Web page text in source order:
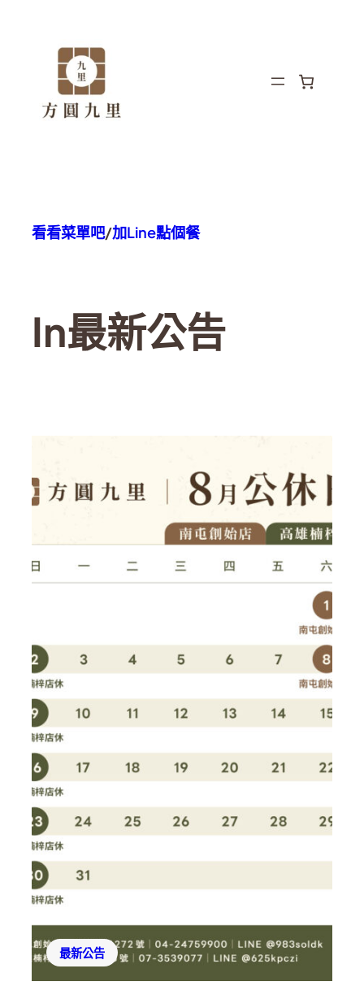
看看菜單吧/加Line點個餐
In最新公告
最新公告